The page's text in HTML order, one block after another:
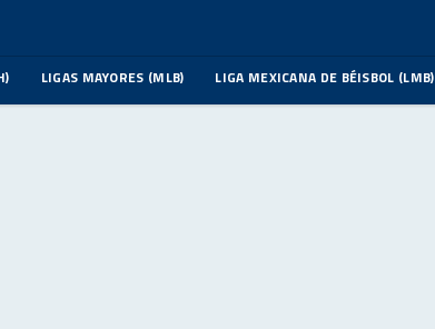
LIGAS MAYORES (MLB) LIGA MEXICANA DE BÉISBOL (LMB)